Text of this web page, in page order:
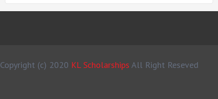
Copyright (c) 2020 KL Scholarships All Right Reseved